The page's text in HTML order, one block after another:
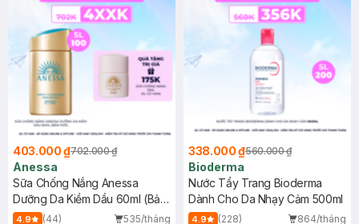
403.000 ₫702.000 ₫
Anessa
Sữa Chống Nắng Anessa
Dưỡng Da Kiềm Dầu 60ml (Bản
Mới)
4.9 (44) 535/tháng
338.000 ₫560.000 ₫
Bioderma
Nước Tẩy Trang Bioderma
Dành Cho Da Nhạy Cảm 500ml
4.9 (228) 864/tháng